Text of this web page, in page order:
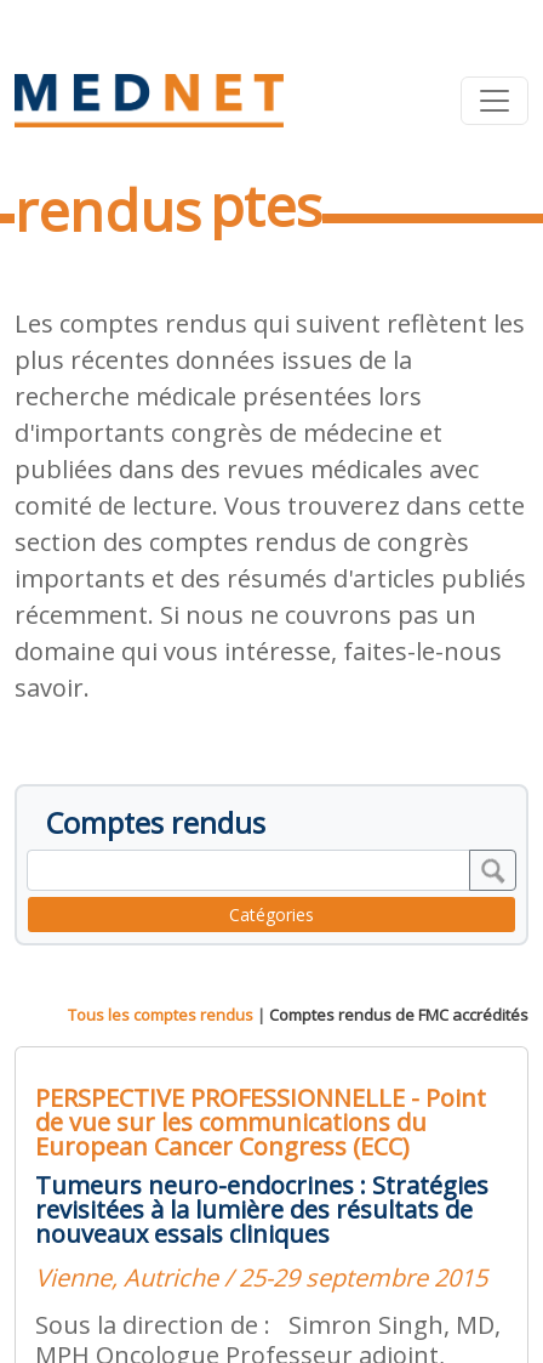
Comptes
rendus
Les comptes rendus qui suivent reflètent les
plus récentes données issues de la
recherche médicale présentées lors
d'importants congrès de médecine et
publiées dans des revues médicales avec
comité de lecture. Vous trouverez dans cette
section des comptes rendus de congrès
importants et des résumés d'articles publiés
récemment. Si nous ne couvrons pas un
domaine qui vous intéresse, faites-le-nous
savoir.
Comptes rendus
Catégories
Tous les comptes rendus | Comptes rendus de FMC accrédités
PERSPECTIVE PROFESSIONNELLE - Point
de vue sur les communications du
European Cancer Congress (ECC)
Tumeurs neuro-endocrines : Stratégies
revisitées à la lumière des résultats de
nouveaux essais cliniques
Vienne, Autriche / 25-29 septembre 2015
Sous la direction de : Simron Singh, MD,
MPH Oncologue Professeur adjoint,